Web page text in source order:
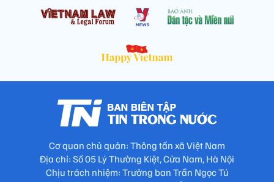
Cơ quan chủ quản: Thông tấn xã Việt Nam
Địa chỉ: Số 05 Lý Thường Kiệt, Cửa Nam, Hà Nội
Chịu trách nhiệm: Trưởng ban Trần Ngọc Tú